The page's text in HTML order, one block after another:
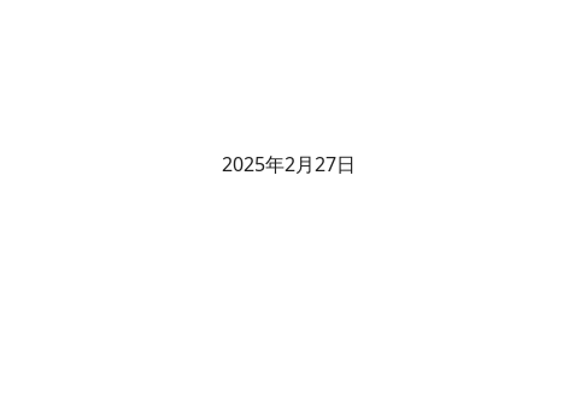
2025年2月27日